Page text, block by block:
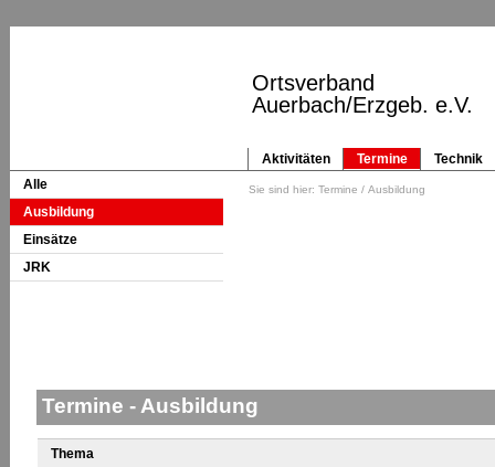
Ortsverband
Auerbach/Erzgeb. e.V.
Aktivitäten Termine Technik
Sie sind hier:Termine / Ausbildung
Alle
Ausbildung
Einsätze
JRK
Termine - Ausbildung
Thema